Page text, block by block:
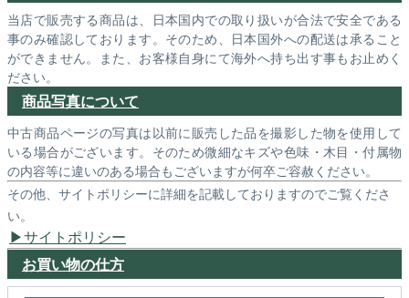
当店で販売する商品は、日本国内での取り扱いが合法で安全である
事のみ確認しております。そのため、日本国外への配送は承ること
ができません。また、お客様自身にて海外へ持ち出す事もお止めく
ださい。
商品写真について
中古商品ページの写真は以前に販売した品を撮影した物を使用して
いる場合がございます。そのため微細なキズや色味・木目・付属物
の内容等に違いのある場合もございますが何卒ご容赦ください。
その他、サイトポリシーに詳細を記載しておりますのでご覧くださ
い。
サイトポリシー
お買い物の仕方